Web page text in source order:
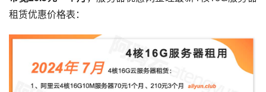
租赁优惠价格表：